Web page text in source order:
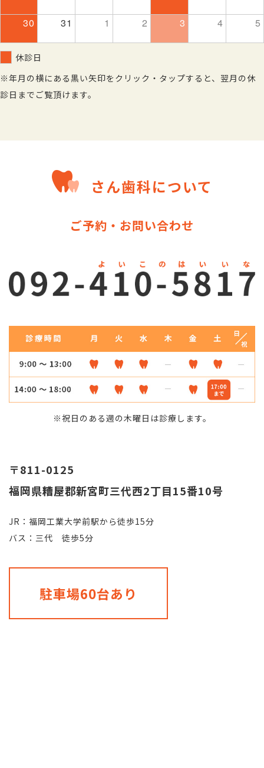
30 31 1 2 3 4 5
休診日
※年月の横にある黒い矢印をクリック・タップすると、翌月の休
診日までご覧頂けます。
さん歯科について
ご予約・お問い合わせ
※祝日のある週の木曜日は診療します。
〒811-0125
福岡県糟屋郡新宮町三代西2丁目15番10号
JR：福岡工業大学前駅から徒歩15分
バス：三代 徒歩5分
駐車場60台あり